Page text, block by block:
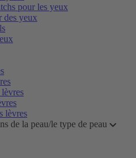
pour les yeux
des yeux
lèvres
de la peau/le type de peau